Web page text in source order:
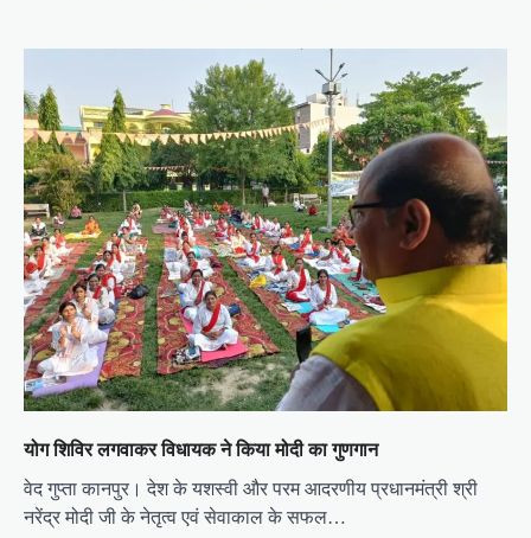
योग शिविर लगवाकर विधायक ने किया मोदी का गुणगान
वेद गुप्ता ​कानपुर। देश के यशस्वी और परम आदरणीय प्रधानमंत्री श्री
नरेंद्र मोदी जी के नेतृत्व एवं सेवाकाल के सफल…